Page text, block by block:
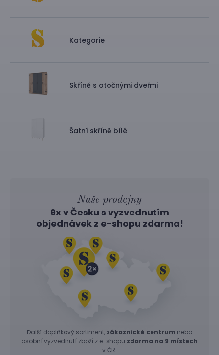
Kategorie
Skříně s otočnými dveřmi
Šatní skříně bílé
Naše prodejny
9x v Česku s vyzvednutím
objednávek z e-shopu zdarma!
Další doplňkový sortiment, zákaznické centrum nebo
osobní vyzvednutí zboží z e-shopu zdarma na 9 místech
v ČR.